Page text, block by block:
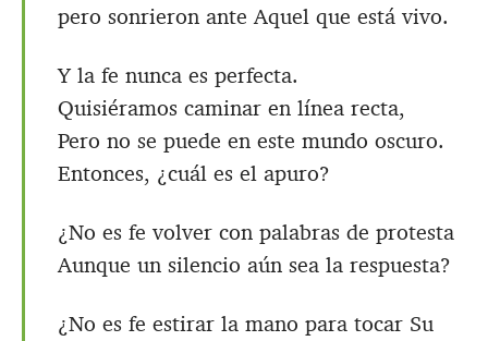
pero sonrieron ante Aquel que está vivo.
Y la fe nunca es perfecta.
Quisiéramos caminar en línea recta,
Pero no se puede en este mundo oscuro.
Entonces, ¿cuál es el apuro?
¿No es fe volver con palabras de protesta
Aunque un silencio aún sea la respuesta?
¿No es fe estirar la mano para tocar Su